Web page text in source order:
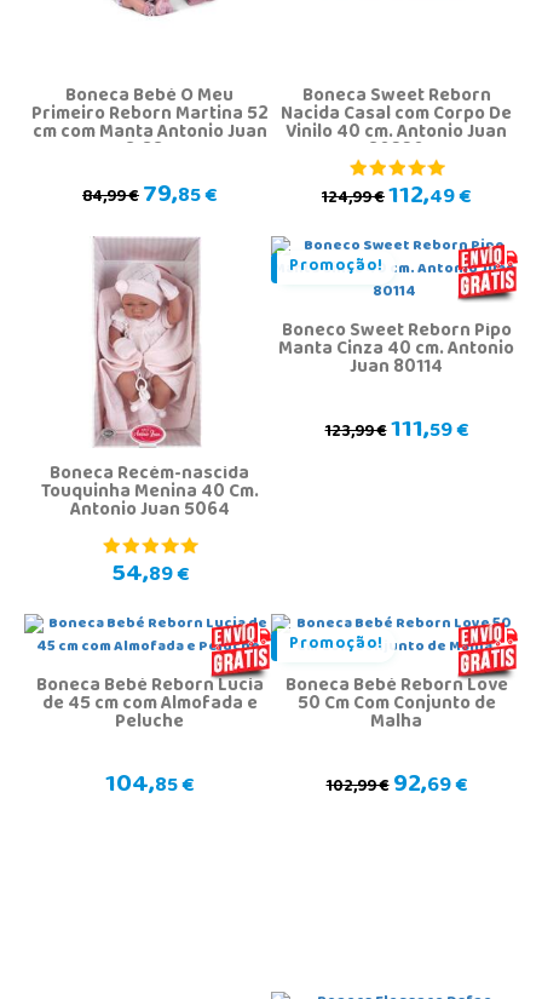
Boneca Bebé O Meu
Primeiro Reborn Martina 52
cm com Manta Antonio Juan
81387
84,99 €79,85 €
Boneca Sweet Reborn
Nacida Casal com Corpo De
Vinilo 40 cm. Antonio Juan
80220
124,99 €112,49 €
Boneca Recém-nascida
Touquinha Menina 40 Cm.
Antonio Juan 5064
54,89 €
Promoção!
Boneco Sweet Reborn Pipo
Manta Cinza 40 cm. Antonio
Juan 80114
123,99 €111,59 €
Boneca Bebé Reborn Lucia
de 45 cm com Almofada e
Peluche
104,85 €
Promoção!
Boneca Bebé Reborn Love
50 Cm Com Conjunto de
Malha
102,99 €92,69 €